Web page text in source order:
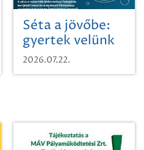
Séta a jövőbe:
gyertek velünk
egy városi
időutazásra!
2026.07.22.